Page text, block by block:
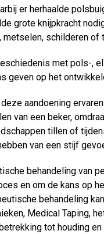
er herhaalde
grote knijpkracht
metselen, schilderen of
met pols-,
geven op het
aandoening
van een beker,
tillen of
van een stijf
behandeling van
en om de kans op
behandeling
Medical Taping,
tot houding en